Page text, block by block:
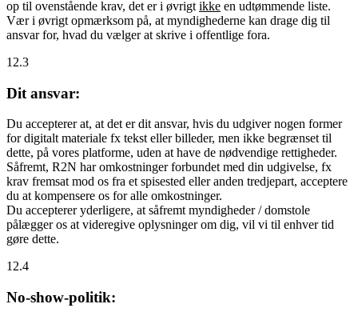
op til ovenstående krav, det er i øvrigt ikke en udtømmende liste.
Vær i øvrigt opmærksom på, at myndighederne kan drage dig til
ansvar for, hvad du vælger at skrive i offentlige fora.
12.3
Dit ansvar:
Du accepterer at, at det er dit ansvar, hvis du udgiver nogen former
for digitalt materiale fx tekst eller billeder, men ikke begrænset til
dette, på vores platforme, uden at have de nødvendige rettigheder.
Såfremt, R2N har omkostninger forbundet med din udgivelse, fx
krav fremsat mod os fra et spisested eller anden tredjepart, acceptere
du at kompensere os for alle omkostninger.
Du accepterer yderligere, at såfremt myndigheder / domstole
pålægger os at videregive oplysninger om dig, vil vi til enhver tid
gøre dette.
12.4
No-show-politik: